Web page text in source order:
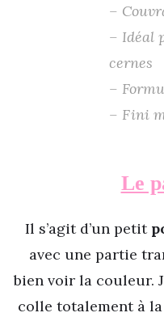
–
– Idéal
cernes
–
– Fini
Le
Il s’agit d’un petit
avec une partie
bien voir la couleur.
colle totalement à